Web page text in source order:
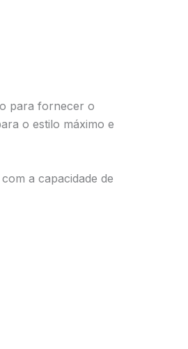
para fornecer o
o estilo máximo e
a capacidade de